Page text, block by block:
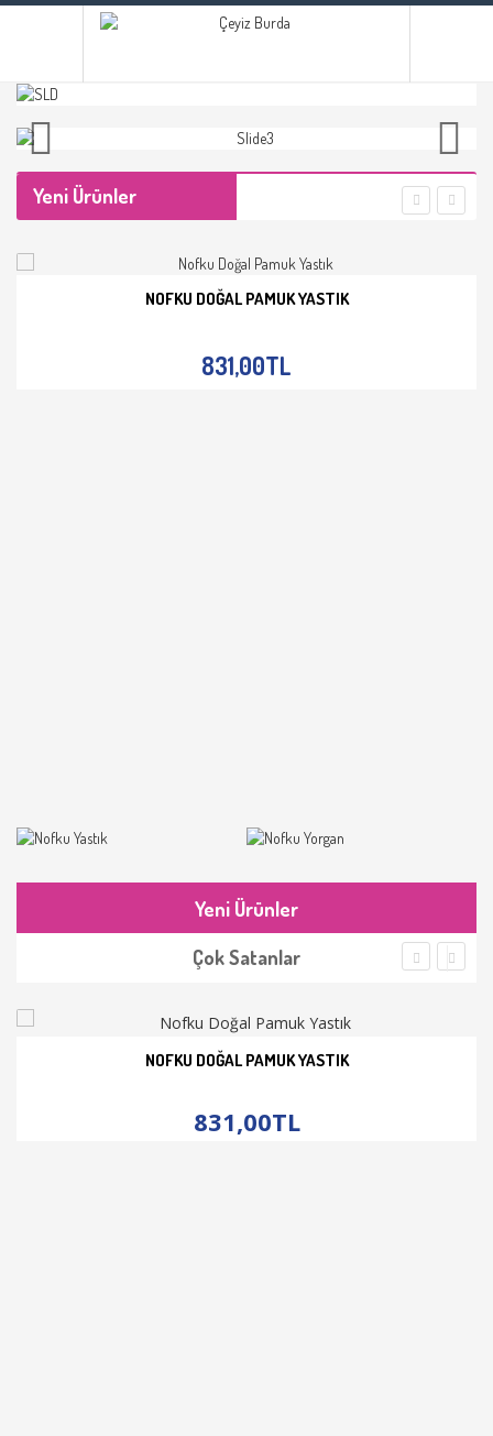
Yeni Ürünler
NOFKU DOĞAL PAMUK YASTIK
831,00TL
Yeni Ürünler
Çok Satanlar
NOFKU DOĞAL PAMUK YASTIK
831,00TL